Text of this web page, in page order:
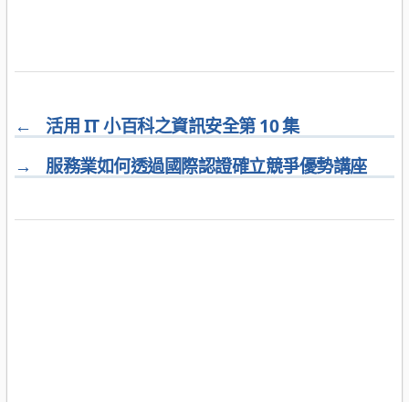
←
活用 IT 小百科之資訊安全第 10 集
→
服務業如何透過國際認證確立競爭優勢講座